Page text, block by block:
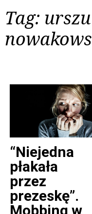
Tag:
“Niejedna
płakała
przez
prezeskę”.
Mobbing w